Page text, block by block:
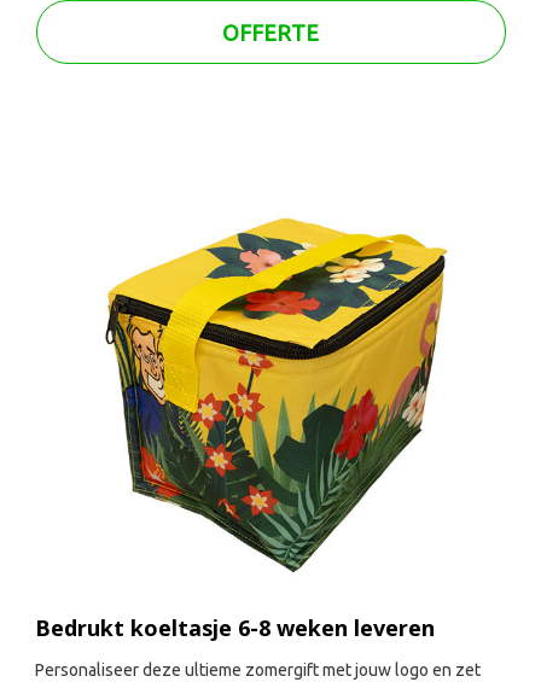
OFFERTE
Bedrukt koeltasje 6-8 weken leveren
Personaliseer deze ultieme zomergift met jouw logo en zet